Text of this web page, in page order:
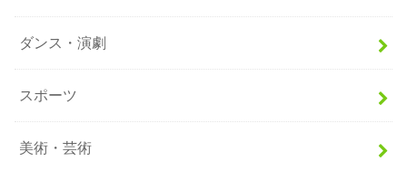
ダンス・演劇
スポーツ
美術・芸術